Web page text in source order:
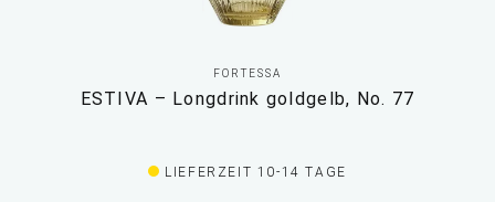
FORTESSA
ESTIVA – Longdrink goldgelb, No. 77
LIEFERZEIT 10-14 TAGE